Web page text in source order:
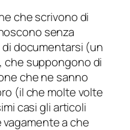
che scrivono di
senza
documentarsi (un
che suppongono di
che ne sanno
(il che molte volte
casi gli articoli
a che